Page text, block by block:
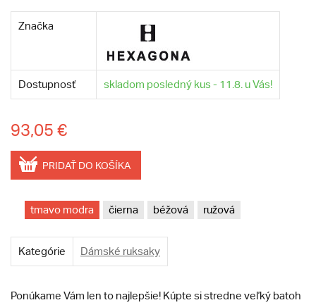
Značka
Dostupnosť skladom posledný kus - 11.8. u Vás!
93,05 €
PRIDAŤ DO KOŠÍKA
tmavo modra čierna béžová ružová
Kategórie Dámské ruksaky
Ponúkame Vám len to najlepšie! Kúpte si stredne veľký batoh